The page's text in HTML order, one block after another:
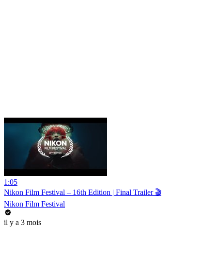
1:05
Nikon Film Festival – 16th Edition | Final Trailer 🎬
Nikon Film Festival
il y a 3 mois